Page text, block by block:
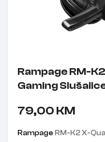
Rampage RM-
Gaming
79,00 KM
Rampage RM-K2 X-